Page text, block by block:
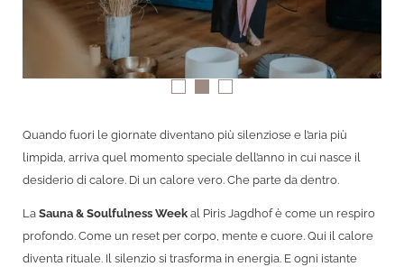
Quando fuori le giornate diventano più silenziose e l’aria più
limpida, arriva quel momento speciale dell’anno in cui nasce il
desiderio di calore. Di un calore vero. Che parte da dentro.
La Sauna & Soulfulness Week al Piris Jagdhof è come un respiro
profondo. Come un reset per corpo, mente e cuore. Qui il calore
diventa rituale. Il silenzio si trasforma in energia. E ogni istante